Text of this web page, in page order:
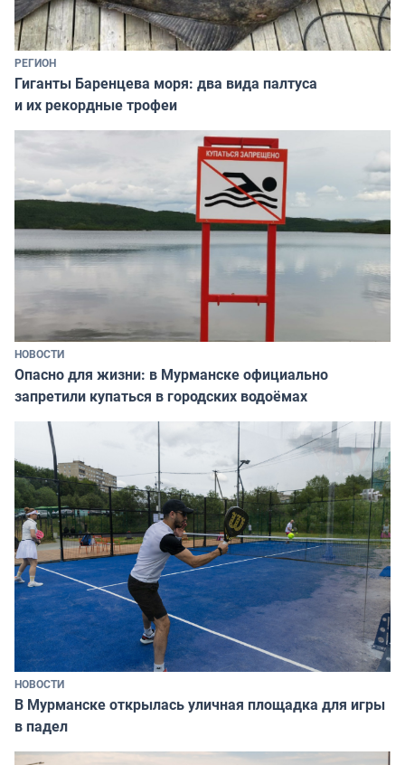
РЕГИОН
Гиганты Баренцева моря: два вида палтуса
и их рекордные трофеи
НОВОСТИ
Опасно для жизни: в Мурманске официально
запретили купаться в городских водоёмах
НОВОСТИ
В Мурманске открылась уличная площадка для игры
в падел